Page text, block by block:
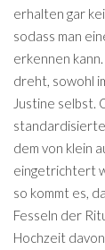
erhalten gar
sodass man
erkennen
dreht, sowohl
Justine selbst.
dem von klein
eingetrichtert
so kommt es,
Fesseln der
Hochzeit